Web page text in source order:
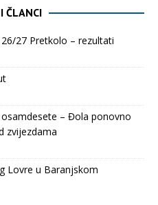
ČLANCI
27 Pretkolo – rezultati
osamdesete – Đola ponovno
zvijezdama
Lovre u Baranjskom